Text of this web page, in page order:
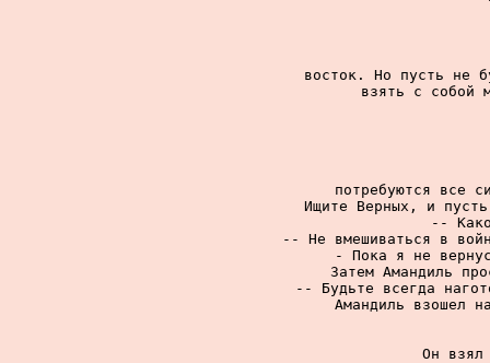
восток. Но пусть не
взять с собой
потребуются все
Ищите Верных, и
--
-- Не вмешиваться в
- Пока я не
Затем Амандиль
-- Будьте всегда
Амандиль взошел
Он